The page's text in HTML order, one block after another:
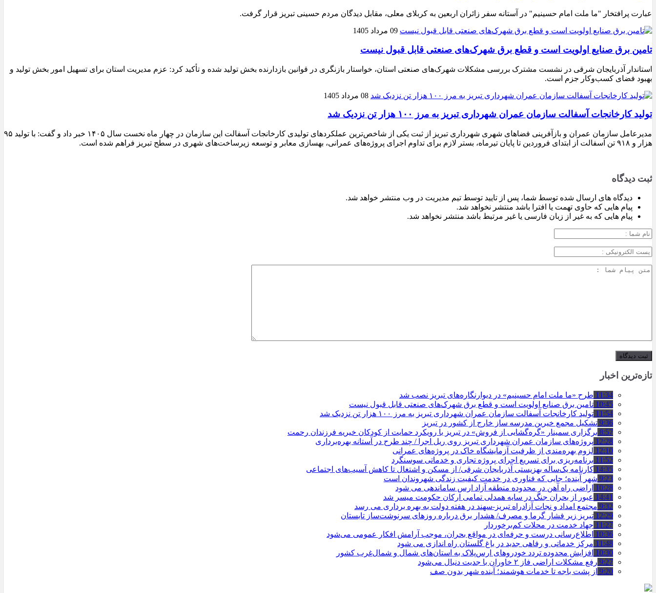
عبارت پرافتخار "ما ملت امام حسینیم" در آستانه سفر زائران اربعین به کربلای معلی، مقابل دیدگان مردم حسینی تبریز قرار گرفت.
09 مرداد 1405
تامین برق صنایع اولویت است و قطع برق شهرک‌های صنعتی قابل قبول نیست
استاندار آذربایجان شرقی در نشست مشترک بررسی مشکلات شهرک‌های صنعتی استان، خواستار بازنگری در قوانین بازدارنده بخش تولید شده و تأکید کرد: عزم مدیریت استان برای تسهیل امور بخش تولید و
بهبود فضای کسب‌وکار جزم است.
08 مرداد 1405
تولید کارخانجات آسفالت سازمان عمران شهرداری تبریز به مرز ۱۰۰ هزار تن نزدیک شد
مدیرعامل سازمان عمران و بازآفرینی فضاهای شهری شهرداری تبریز از ثبت یکی از شاخص‌ترین عملکردهای تولیدی کارخانجات آسفالت این سازمان در چهار ماه نخست سال ۱۴۰۵ خبر داد و گفت: با تولید ۹۵
هزار و ۹۱۸ تن آسفالت از ابتدای فروردین تا پایان تیرماه، بستر لازم برای تداوم اجرای پروژه‌های عمرانی، بهسازی معابر و توسعه زیرساخت‌های شهری در سطح تبریز فراهم شده است.
ثبت دیدگاه
دیدگاه های ارسال شده توسط شما، پس از تایید توسط تیم مدیریت در وب منتشر خواهد شد.
پیام هایی که حاوی تهمت یا افترا باشد منتشر نخواهد شد.
پیام هایی که به غیر از زبان فارسی یا غیر مرتبط باشد منتشر نخواهد شد.
تازه‌ترین اخبار
11:34 طرح «ما ملت امام حسینیم» در دیوارنگاره‌های تبریز نصب شد
10:45 تامین برق صنایع اولویت است و قطع برق شهرک‌های صنعتی قابل قبول نیست
11:54 تولید کارخانجات آسفالت سازمان عمران شهرداری تبریز به مرز ۱۰۰ هزار تن نزدیک شد
9:36 تشکیل مجمع خیرین مدرسه ‌ساز خارج از کشور در تبریز
8:57 برگزاری سمینار «گره‌گشایی از فروش» در تبریز با رویکرد حمایت از کودکان خیریه فرزندان رحمت
12:28 پروژه‌های سازمان عمران شهرداری تبریز روی ریل اجرا / چند طرح در آستانه بهره‌برداری
12:10 لزوم بهره‌مندی از ظرفیت آزمایشگاه خاک در پروژه‌های عمرانی
11:52 برنامه‌ریزی برای تسریع اجرای پروژه تجاری و خدماتی سوسنگرد
14:35 کارنامه یک‌ساله بهزیستی آذربایجان شرقی/ از مسکن و اشتغال تا کاهش آسیب‌های اجتماعی
9:23 شهر آینده؛ جایی که فناوری در خدمت کیفیت زندگی شهروندان است
10:28 اراضی راه آهن در محدوده منطقه آزاد ارس ساماندهی می شود
14:41 عبور از بحران جنگ در سایه همدلی تمامی ارکان حکومت میسر شد
9:32 مجتمع امداد و نجات آزادراه تبریز-سهند در هفته دولت به بهره ‌برداری می‌ رسد
12:29 تبریز زیر فشار گرما و مصرف/ هشدار برق درباره روزهای سرنوشت‌ساز تابستان
11:27 جهاد خدمت در محلات کم‌برخوردار
10:36 اطلاع‌رسانی درست و حرفه‌ای در مواقع بحران، موجب آرامش افکار عمومی می‌شود
11:48 مرکز خدماتی و رفاهی جدید در باغ گلستان راه اندازی می شود
10:30 افزایش محدوده تردد خودروهای ارس‌پلاک به استان‌های شمال و شمال‌غرب کشور
9:27 رفع مشکلات اراضی فاز ۲ خاوران با جدیت دنبال می‌شود
9:20 از پشت باجه تا خدمات هوشمند؛ آینده شهر بدون صف